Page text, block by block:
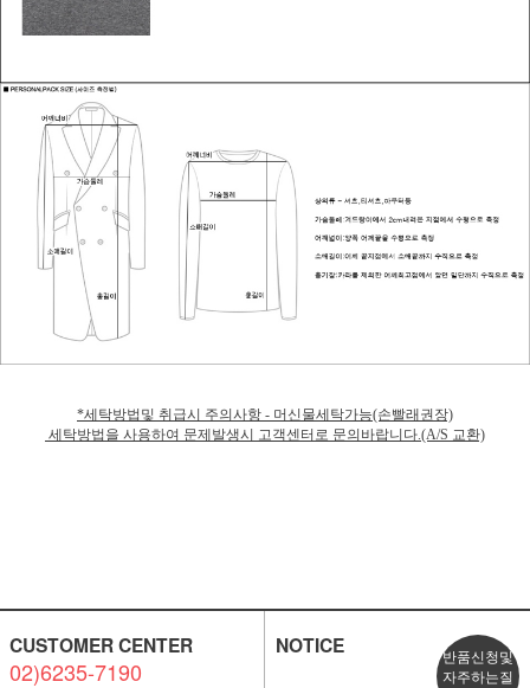
*세탁방법및 취급시 주의사항 - 머신물세탁가능(손빨래권장)
세탁방법을 사용하여 문제발생시 고객센터로 문의바랍니다.(A/S 교환)
CUSTOMER CENTER
02)6235-7190
NOTICE
반품신청및
자주하는질